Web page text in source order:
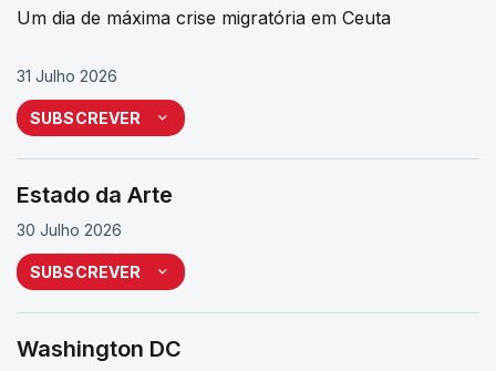
Um dia de máxima crise migratória em Ceuta
31 Julho 2026
SUBSCREVER
Estado da Arte
30 Julho 2026
SUBSCREVER
Washington DC